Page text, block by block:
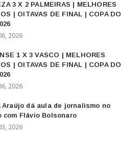
3 X 2 PALMEIRAS | MELHORES
| OITAVAS DE FINAL | COPA DO
2026
1 X 3 VASCO | MELHORES
| OITAVAS DE FINAL | COPA DO
2026
Araújo dá aula de jornalismo no
com Flávio Bolsonaro
2026